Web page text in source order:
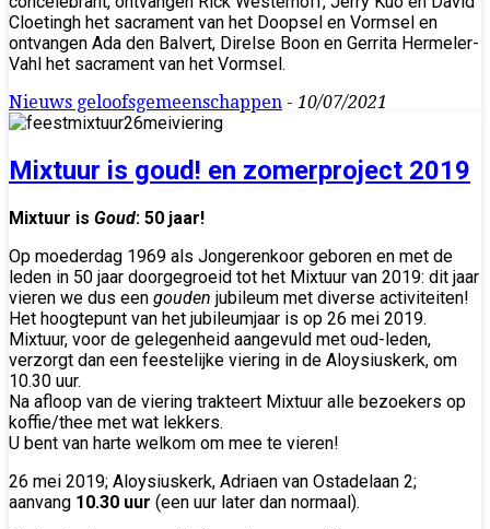
Cloetingh het sacrament van het Doopsel en Vormsel en
ontvangen Ada den Balvert, Direlse Boon en Gerrita Hermeler-
Vahl het sacrament van het Vormsel.
Nieuws geloofsgemeenschappen - 10/07/2021
Mixtuur is goud! en zomerproject 2019
Mixtuur is Goud: 50 jaar!
Op moederdag 1969 als Jongerenkoor geboren en met de
leden in 50 jaar doorgegroeid tot het Mixtuur van 2019: dit jaar
vieren we dus een gouden jubileum met diverse activiteiten!
Het hoogtepunt van het jubileumjaar is op 26 mei 2019.
Mixtuur, voor de gelegenheid aangevuld met oud-leden,
verzorgt dan een feestelijke viering in de Aloysiuskerk, om
10.30 uur.
Na afloop van de viering trakteert Mixtuur alle bezoekers op
koffie/thee met wat lekkers.
U bent van harte welkom om mee te vieren!
26 mei 2019; Aloysiuskerk, Adriaen van Ostadelaan 2;
aanvang 10.30 uur (een uur later dan normaal).